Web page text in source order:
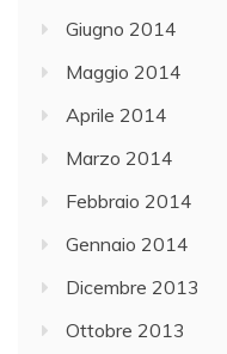
Giugno 2014
Maggio 2014
Aprile 2014
Marzo 2014
Febbraio 2014
Gennaio 2014
Dicembre 2013
Ottobre 2013